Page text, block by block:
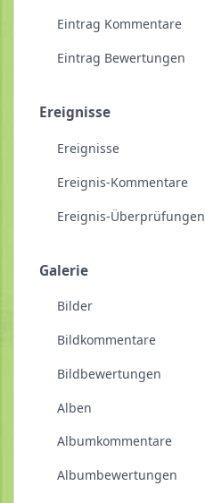
Eintrag Kommentare
Eintrag Bewertungen
Ereignisse
Ereignisse
Ereignis-Kommentare
Ereignis-Überprüfungen
Galerie
Bilder
Bildkommentare
Bildbewertungen
Alben
Albumkommentare
Albumbewertungen